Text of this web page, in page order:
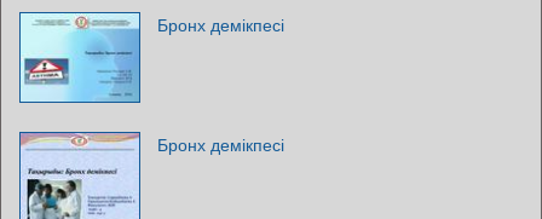
Бронх демікпесі
Бронх демікпесі